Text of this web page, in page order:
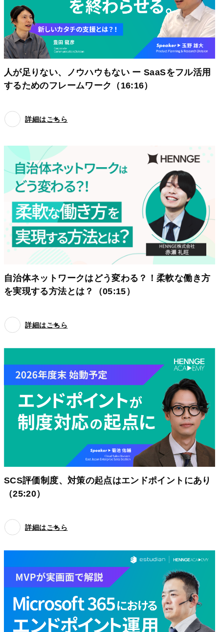
人が足りない、ノウハウもない ー SaaSをフル活用
するためのフレームワーク（16:16）
詳細はこちら
自治体ネットワークはどう変わる？！柔軟な働き方
を実現する方法とは？（05:15）
詳細はこちら
SCS評価制度、対策の起点はエンドポイントにあり
（25:20）
詳細はこちら